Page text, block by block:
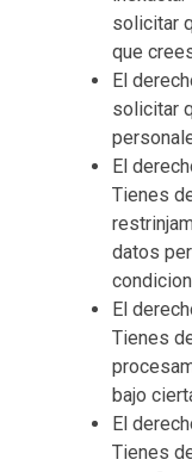
solicitar
que
El
solicitar
El
Tienes
datos
El
Tienes
bajo
El
Tienes